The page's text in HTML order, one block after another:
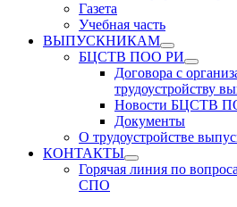
Газета
Учебная часть
ВЫПУСКНИКАМ
Show
sub
menu
БЦСТВ ПОО РИ
Show
sub
menu
Договора с
трудоустройству
Новости БЦСТВ
Документы
О трудоустройстве
КОНТАКТЫ
Show
sub
Горячая линия по
СПО